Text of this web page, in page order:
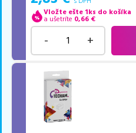
Vložte ešte 1ks do košíka
a ušetríte 0,66 €
- +